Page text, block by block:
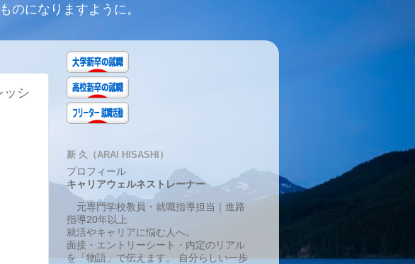
のになりますように。
ッシ
新 久（ARAI HISASHI）
プロフィール
キャリアウェルネストレーナー
元専門学校教員・就職指導担当｜進路
指導20年以上
就活やキャリアに悩む人へ。
面接・エントリーシート・内定のリアル
を「物語」で伝えます。 自分らしい一歩